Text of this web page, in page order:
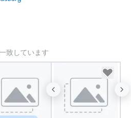
致しています